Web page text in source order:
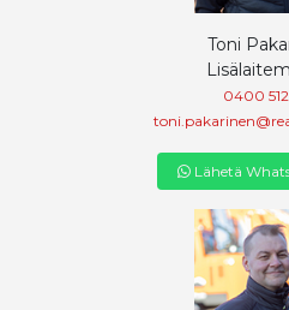
Toni
0400 512
Lähetä